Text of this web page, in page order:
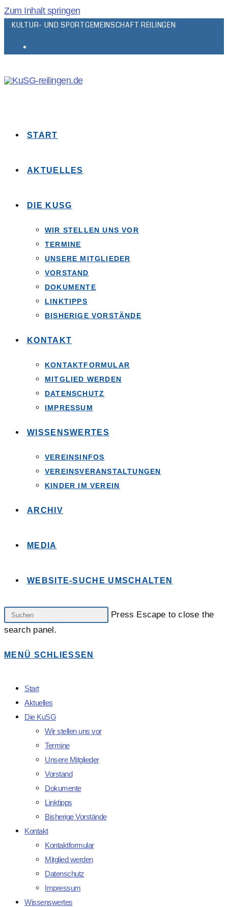
Zum Inhalt springen
KULTUR- UND SPORTGEMEINSCHAFT REILINGEN
START
AKTUELLES
DIE KUSG
WIR STELLEN UNS VOR
TERMINE
UNSERE MITGLIEDER
VORSTAND
DOKUMENTE
LINKTIPPS
BISHERIGE VORSTÄNDE
KONTAKT
KONTAKTFORMULAR
MITGLIED WERDEN
DATENSCHUTZ
IMPRESSUM
WISSENSWERTES
VEREINSINFOS
VEREINSVERANSTALTUNGEN
KINDER IM VEREIN
ARCHIV
MEDIA
WEBSITE-SUCHE UMSCHALTEN
Press Escape to close the
search panel.
MENÜ SCHLIESSEN
Start
Aktuelles
Die KuSG
Wir stellen uns vor
Termine
Unsere Mitglieder
Vorstand
Dokumente
Linktipps
Bisherige Vorstände
Kontakt
Kontaktformular
Mitglied werden
Datenschutz
Impressum
Wissenswertes